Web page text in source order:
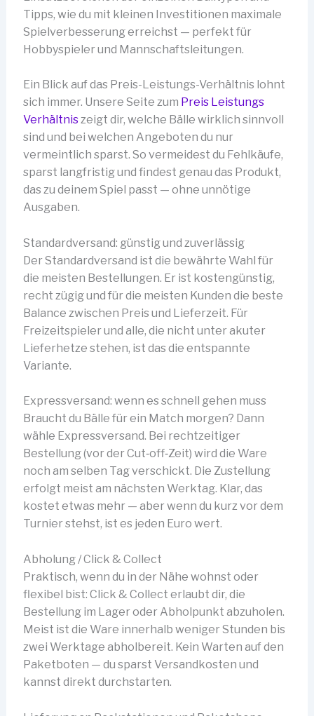
Tipps, wie du mit kleinen Investitionen maximale
Spielverbesserung erreichst — perfekt für
Hobbyspieler und Mannschaftsleitungen.
Ein Blick auf das Preis-Leistungs-Verhältnis lohnt
sich immer. Unsere Seite zum Preis Leistungs
Verhältniszeigt dir, welche Bälle wirklich sinnvoll
sind und bei welchen Angeboten du nur
vermeintlich sparst. So vermeidest du Fehlkäufe,
sparst langfristig und findest genau das Produkt,
das zu deinem Spiel passt — ohne unnötige
Ausgaben.
Standardversand: günstig und zuverlässig
Der Standardversand ist die bewährte Wahl für
die meisten Bestellungen. Er ist kostengünstig,
recht zügig und für die meisten Kunden die beste
Balance zwischen Preis und Lieferzeit. Für
Freizeitspieler und alle, die nicht unter akuter
Lieferhetze stehen, ist das die entspannte
Variante.
Expressversand: wenn es schnell gehen muss
Braucht du Bälle für ein Match morgen? Dann
wähle Expressversand. Bei rechtzeitiger
Bestellung (vor der Cut‑off‑Zeit) wird die Ware
noch am selben Tag verschickt. Die Zustellung
erfolgt meist am nächsten Werktag. Klar, das
kostet etwas mehr — aber wenn du kurz vor dem
Turnier stehst, ist es jeden Euro wert.
Abholung / Click & Collect
Praktisch, wenn du in der Nähe wohnst oder
flexibel bist: Click & Collect erlaubt dir, die
Bestellung im Lager oder Abholpunkt abzuholen.
Meist ist die Ware innerhalb weniger Stunden bis
zwei Werktage abholbereit. Kein Warten auf den
Paketboten — du sparst Versandkosten und
kannst direkt durchstarten.